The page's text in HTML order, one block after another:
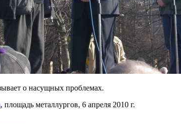
о насущных проблемах.
, площадь металлургов, 6 апреля 2010 г.